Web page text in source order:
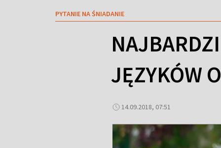
PYTANIE NA ŚNIADANIE
JĘZYKÓW
14.09.2018, 07:51